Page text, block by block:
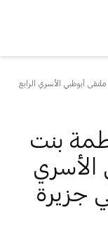
أبوظبي الأسري الرابع
بنت
الأسري
جزيرة